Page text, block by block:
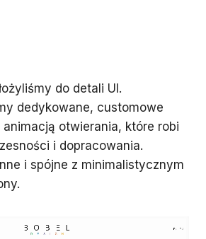
do detali UI.
dedykowane, customowe
otwierania, które robi
i dopracowania.
i spójne z minimalistycznym